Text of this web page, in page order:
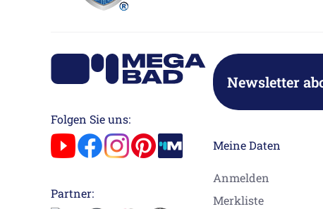
Folgen Sie uns:
Partner:
Newsletter
Meine Daten
Anmelden
Merkliste